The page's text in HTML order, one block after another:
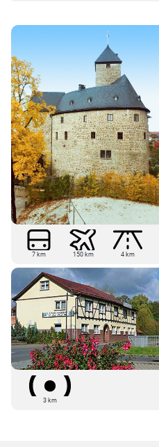
7 km 150 km 4 km
3 km